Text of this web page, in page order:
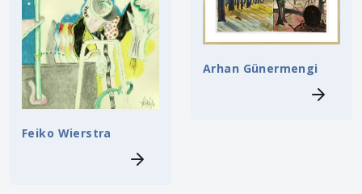
Feiko Wierstra
Arhan Günermengi